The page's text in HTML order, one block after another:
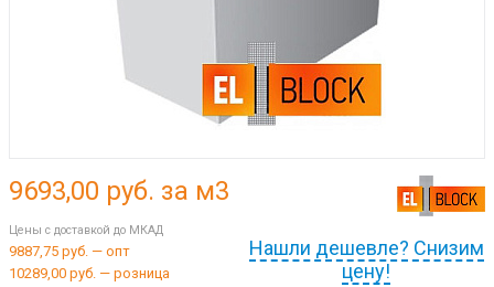
Нашли дешевле? Снизим
цену!
9693,00 руб. за м3
Цены с доставкой до МКАД
9887,75 руб. — опт
10289,00 руб. — розница